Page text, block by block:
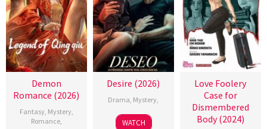
Demon
Romance (2026)
Fantasy, Mystery,
Romance,
Desire (2026)
Drama, Mystery,
WATCH
Love Foolery
Case for
Dismembered
Body (2024)